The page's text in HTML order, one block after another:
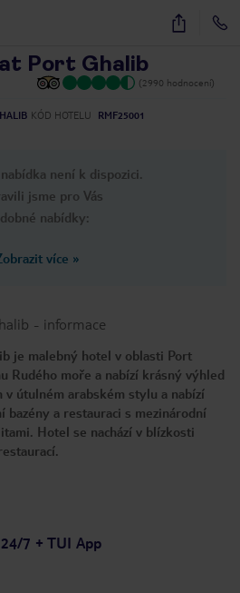
36
Port Ghalib
(2990 hodnocení)
KÓD HOTELU
RMF25001
není k dispozici.
jsme pro Vás
nabídky:
více »
- informace
je malebný hotel v oblasti Port
Rudého moře a nabízí krásný výhled
v útulném arabském stylu a nabízí
bazény a restauraci s mezinárodní
Hotel se nachází v blízkosti
7 + TUI App